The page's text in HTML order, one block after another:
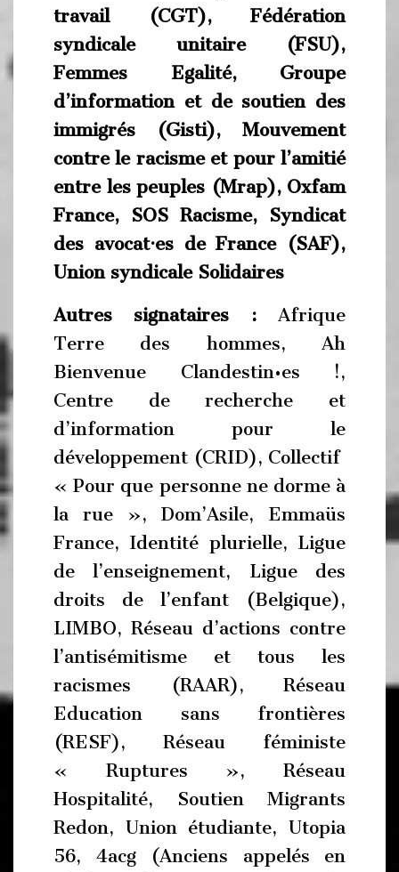
travail (CGT), Fédération
syndicale unitaire (FSU),
Femmes Egalité, Groupe
d’information et de soutien des
immigrés (Gisti), Mouvement
contre le racisme et pour l’amitié
entre les peuples (Mrap), Oxfam
France, SOS Racisme, Syndicat
des avocat·es de France (SAF),
Union syndicale Solidaires
Autres signataires :Afrique
Terre des hommes, Ah
Bienvenue Clandestin•es !,
Centre de recherche et
d’information pour le
développement (CRID), Collectif
« Pour que personne ne dorme à
la rue », Dom’Asile, Emmaüs
France, Identité plurielle, Ligue
de l’enseignement, Ligue des
droits de l’enfant (Belgique),
LIMBO, Réseau d’actions contre
l’antisémitisme et tous les
racismes (RAAR), Réseau
Education sans frontières
(RESF), Réseau féministe
« Ruptures », Réseau
Hospitalité, Soutien Migrants
Redon, Union étudiante, Utopia
56, 4acg (Anciens appelés en